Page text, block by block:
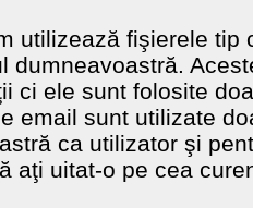
utilizează fişierele tip
dumneavoastră.
ci ele sunt folosite
email sunt utilizate
ca utilizator şi
aţi uitat-o pe cea